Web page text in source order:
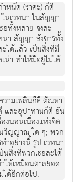
หนัด (ราคะ) ก็ดี
นเวทนา ในสัญญา
ทั้งหลาย จงละ
นา สัญญา สังขารทั้ง
ได้แล้ว เป็นสิ่งที่มี
น่า ทำให้มีอยู่ไม่ได้
วามเพลินก็ดี ตัณหา
และอุปาทานก็ดี อัน
องนอนเนื่องแห่งจิต
วิญญาณ ใด ๆ; พวก
ำอย่างนี้ รูป เวทนา
สิ่งที่พวกเธอละได้
ให้เหมือนตาลยอด
ได้อีกต่อไป.